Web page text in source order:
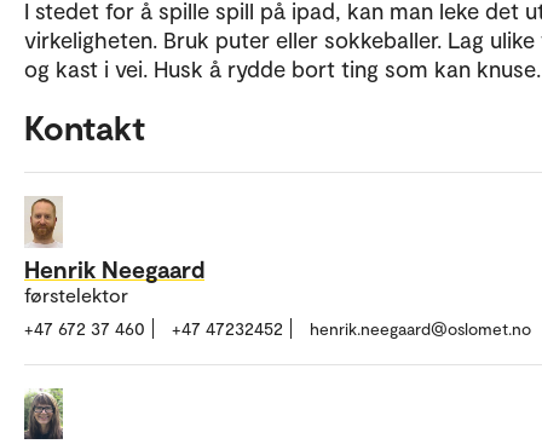
I stedet for å spille spill på ipad, kan man leke det
virkeligheten. Bruk puter eller sokkeballer. Lag
og kast i vei. Husk å rydde bort ting som kan
Kontakt
Henrik Neegaard
førstelektor
+47 672 37 460 +47 47232452 henrik.neegaard@oslomet.no